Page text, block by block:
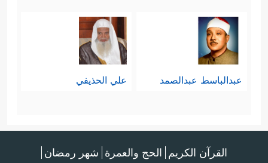
عبدالباسط عبدالصمد علي الحذيفي
القرآن الكريم الحج والعمرة شهر رمضان